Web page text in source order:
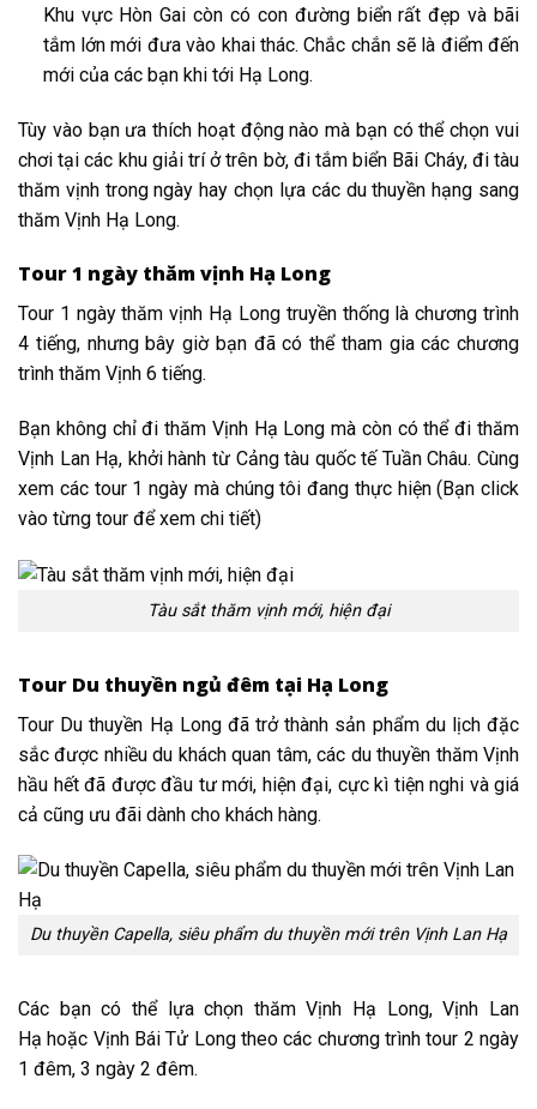
Khu vực Hòn Gai còn có con đường biển rất đẹp và bãi
tắm lớn mới đưa vào khai thác. Chắc chắn sẽ là điểm đến
mới của các bạn khi tới Hạ Long.
Tùy vào bạn ưa thích hoạt động nào mà bạn có thể chọn vui
chơi tại các khu giải trí ở trên bờ, đi tắm biển Bãi Cháy, đi tàu
thăm vịnh trong ngày hay chọn lựa các du thuyền hạng sang
thăm Vịnh Hạ Long.
Tour 1 ngày thăm vịnh Hạ Long
Tour 1 ngày thăm vịnh Hạ Long truyền thống là chương trình
4 tiếng, nhưng bây giờ bạn đã có thể tham gia các chương
trình thăm Vịnh 6 tiếng.
Bạn không chỉ đi thăm Vịnh Hạ Long mà còn có thể đi thăm
Vịnh Lan Hạ, khởi hành từ Cảng tàu quốc tế Tuần Châu. Cùng
xem các tour 1 ngày mà chúng tôi đang thực hiện (Bạn click
vào từng tour để xem chi tiết)
Tàu sắt thăm vịnh mới, hiện đại
Tour Du thuyền ngủ đêm tại Hạ Long
Tour Du thuyền Hạ Long đã trở thành sản phẩm du lịch đặc
sắc được nhiều du khách quan tâm, các du thuyền thăm Vịnh
hầu hết đã được đầu tư mới, hiện đại, cực kì tiện nghi và giá
cả cũng ưu đãi dành cho khách hàng.
Du thuyền Capella, siêu phẩm du thuyền mới trên Vịnh Lan Hạ
Các bạn có thể lựa chọn thăm Vịnh Hạ Long, Vịnh Lan
Hạ hoặc Vịnh Bái Tử Long theo các chương trình tour 2 ngày
1 đêm, 3 ngày 2 đêm.